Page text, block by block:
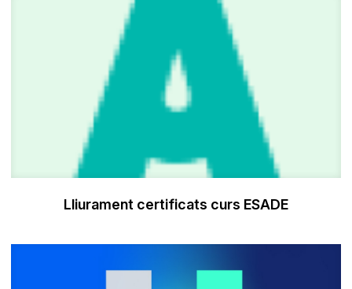
Lliurament certificats curs ESADE